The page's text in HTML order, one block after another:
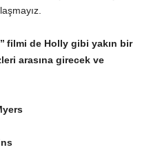
filmi de Holly gibi yakın bir
arasına girecek ve